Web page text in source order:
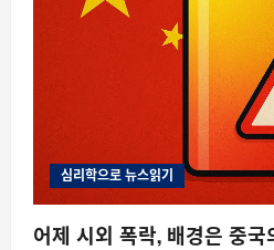
심리학으로 뉴스읽기
어제 시외 폭락, 배경은 중